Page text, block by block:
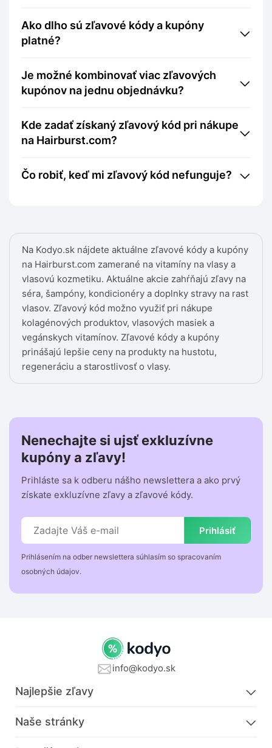
Na Kodyo.sk nájdete aktuálne zľavové kódy a kupóny
na Hairburst.com zamerané na vitamíny na vlasy a
vlasovú kozmetiku. Aktuálne akcie zahŕňajú zľavy na
séra, šampóny, kondicionéry a doplnky stravy na rast
vlasov. Zľavový kód možno využiť pri nákupe
kolagénových produktov, vlasových masiek a
vegánskych vitamínov. Zľavové kódy a kupóny
prinášajú lepšie ceny na produkty na hustotu,
regeneráciu a starostlivosť o vlasy.
Ako dlho sú zľavové kódy a kupóny
platné?
Je možné kombinovať viac zľavových
kupónov na jednu objednávku?
Kde zadať získaný zľavový kód pri nákupe
na Hairburst.com?
Čo robiť, keď mi zľavový kód nefunguje?
Nenechajte si ujsť exkluzívne
kupóny a zľavy!
Prihláste sa k odberu nášho newslettera a ako prvý
získate exkluzívne zľavy a zľavové kódy.
Prihlásiť
Prihlásením na odber newslettera súhlasím so spracovaním
osobných údajov.
info@kodyo.sk
Najlepšie zľavy
Naše stránky